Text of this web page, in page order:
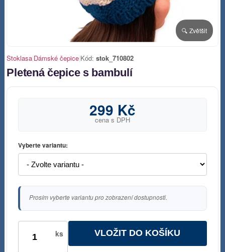
🔍 Zvětšit
Stoklasa|Dámské čepice|Kód:stok_710802
Pletená čepice s bambulí
299 Kč
cena s DPH
Vyberte variantu:
Prosím vyberte variantu pro zobrazení dostupnosti.
ks VLOŽIT DO KOŠÍKU